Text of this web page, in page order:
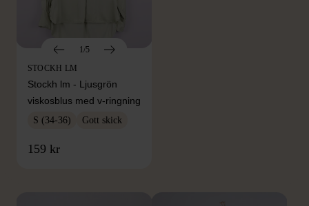
1/5
STOCKH LM
Stockh lm - Ljusgrön
viskosblus med v-ringning
S (34-36) Gott skick
159 kr
FRÅN SAMMA VARUMÄRKE